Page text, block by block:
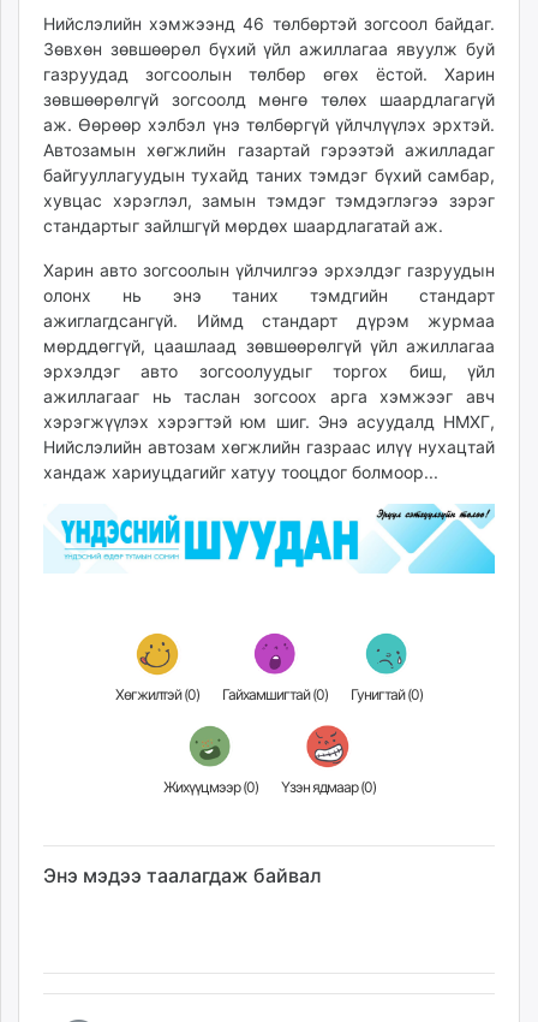
Нийслэлийн хэмжээнд 46 төлбөртэй зогсоол байдаг.
Зөвхөн зөвшөөрөл бүхий үйл ажиллагаа явуулж буй
газруудад зогсоолын төлбөр өгөх ёстой. Харин
зөвшөөрөлгүй зогсоолд мөнгө төлөх шаардлагагүй
аж. Өөрөөр хэлбэл үнэ төлбөргүй үйлчлүүлэх эрхтэй.
Автозамын хөгжлийн газартай гэрээтэй ажилладаг
байгууллагуудын тухайд таних тэмдэг бүхий самбар,
хувцас хэрэглэл, замын тэмдэг тэмдэглэгээ зэрэг
стандартыг зайлшгүй мөрдөх шаардлагатай аж.
Харин авто зогсоолын үйлчилгээ эрхэлдэг газруудын
олонх нь энэ таних тэмдгийн стандарт
ажиглагдсангүй. Иймд стандарт дүрэм журмаа
мөрддөггүй, цаашлаад зөвшөөрөлгүй үйл ажиллагаа
эрхэлдэг авто зогсоолуудыг торгох биш, үйл
ажиллагааг нь таслан зогсоох арга хэмжээг авч
хэрэгжүүлэх хэрэгтэй юм шиг. Энэ асуудалд НМХГ,
Нийслэлийн автозам хөгжлийн газраас илүү нухацтай
хандаж хариуцдагийг хатуу тооцдог болмоор...
Хөгжилтэй (0) Гайхамшигтай (0) Гунигтай (0)
Жихүүцмээр (0) Үзэн ядмаар (0)
Энэ мэдээ таалагдаж байвал